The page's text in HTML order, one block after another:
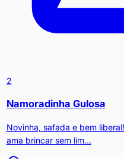
2
Namoradinha Gulosa
Novinha, safada e bem
ama brincar sem lim...